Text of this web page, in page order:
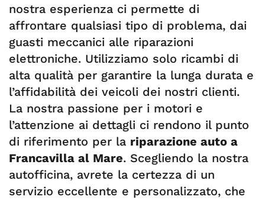
nostra esperienza ci permette di
affrontare qualsiasi tipo di problema, dai
guasti meccanici alle riparazioni
elettroniche. Utilizziamo solo ricambi di
alta qualità per garantire la lunga durata e
l’affidabilità dei veicoli dei nostri clienti.
La nostra passione per i motori e
l’attenzione ai dettagli ci rendono il punto
di riferimento per la riparazione auto a
Francavilla al Mare. Scegliendo la nostra
autofficina, avrete la certezza di un
servizio eccellente e personalizzato, che